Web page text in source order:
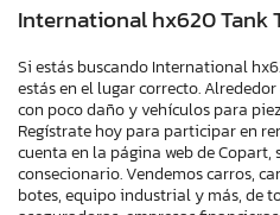
International hx620 Tank
Si estás buscando International
estás en el lugar correcto.
con poco daño y vehículos para
Regístrate hoy para participar en
cuenta en la página web de
consecionario. Vendemos carros,
botes, equipo industrial y más, de